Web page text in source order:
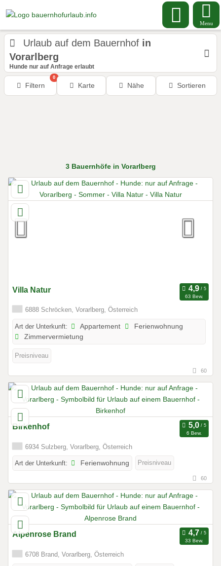
Menu
Urlaub auf dem Bauernhof in
Vorarlberg
Hunde nur auf Anfrage erlaubt
Filtern
0
Karte Nähe Sortieren
3Bauernhöfe in Vorarlberg
Villa Natur
63 Bew.
6888 Schröcken, Vorarlberg, Österreich
Art der Unterkunft: Appartement
Ferienwohnung
Zimmervermietung
Preisniveau
60
Birkenhof
6 Bew.
6934 Sulzberg, Vorarlberg, Österreich
Art der Unterkunft: Ferienwohnung Preisniveau
60
Alpenrose Brand
33 Bew.
6708 Brand, Vorarlberg, Österreich